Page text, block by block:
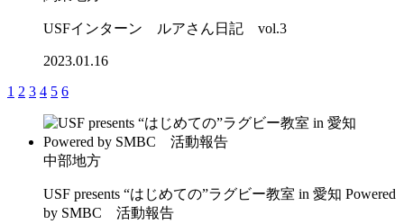
USFインターン ルアさん日記 vol.3
2023.01.16
1 2 3 4 5 6
中部地方
USF presents “はじめての”ラグビー教室 in 愛知 Powered
by SMBC 活動報告